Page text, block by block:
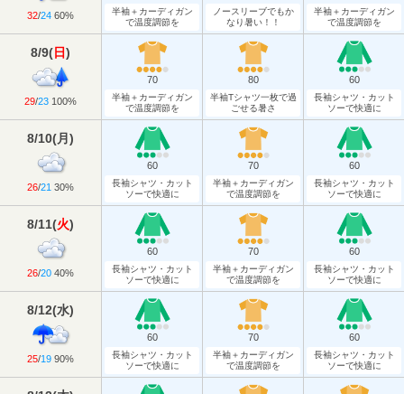
32/24 60%
半袖＋カーディガン
で温度調節を
ノースリーブでもか
なり暑い！！
半袖＋カーディガン
で温度調節を
8/9(日)
29/23 100%
70
半袖＋カーディガン
で温度調節を
80
半袖Tシャツ一枚で過
ごせる暑さ
60
長袖シャツ・カット
ソーで快適に
8/10(月 )
26/21 30%
60
長袖シャツ・カット
ソーで快適に
70
半袖＋カーディガン
で温度調節を
60
長袖シャツ・カット
ソーで快適に
8/11(火)
26/20 40%
60
長袖シャツ・カット
ソーで快適に
70
半袖＋カーディガン
で温度調節を
60
長袖シャツ・カット
ソーで快適に
8/12(水)
25/19 90%
60
長袖シャツ・カット
ソーで快適に
70
半袖＋カーディガン
で温度調節を
60
長袖シャツ・カット
ソーで快適に